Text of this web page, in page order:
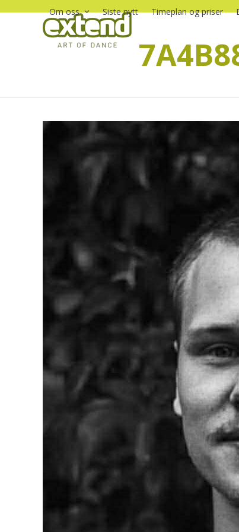
Om oss Siste nytt Timeplan og priser